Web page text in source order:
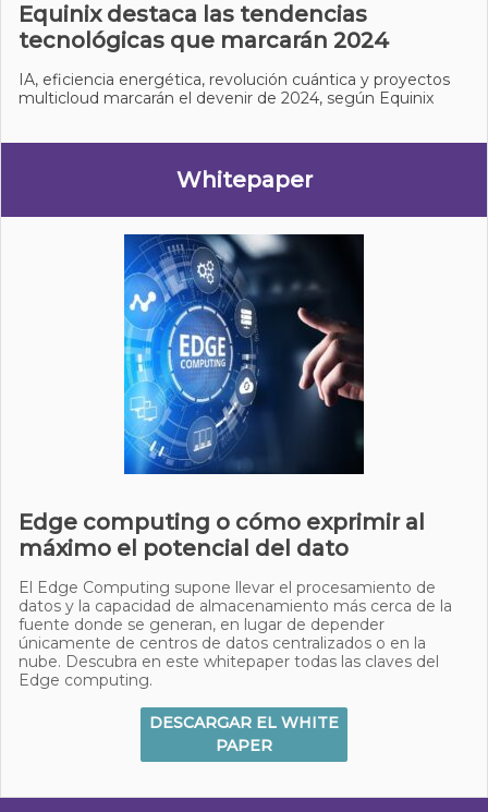
Equinix destaca las tendencias
tecnológicas que marcarán 2024
IA, eficiencia energética, revolución cuántica y proyectos
multicloud marcarán el devenir de 2024, según Equinix
Whitepaper
Edge computing o cómo exprimir al
máximo el potencial del dato
El Edge Computing supone llevar el procesamiento de
datos y la capacidad de almacenamiento más cerca de la
fuente donde se generan, en lugar de depender
únicamente de centros de datos centralizados o en la
nube. Descubra en este whitepaper todas las claves del
Edge computing.
DESCARGAR EL WHITE
PAPER